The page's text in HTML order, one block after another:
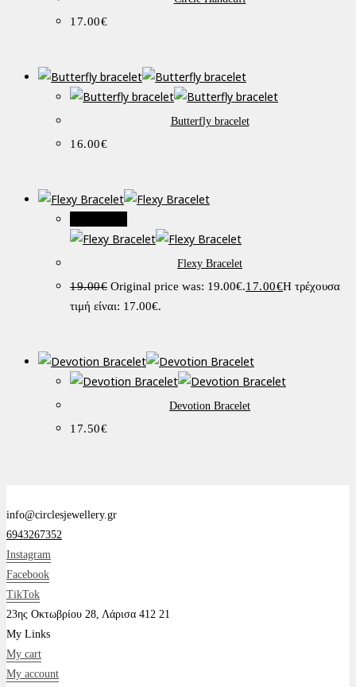
17.00€
Butterfly bracelet
16.00€
Flexy Bracelet
19.00€ Original price was: 19.00€.17.00€Η τρέχουσα
τιμή είναι: 17.00€.
Devotion Bracelet
17.50€
info@circlesjewellery.gr
6943267352
Instagram
Facebook
TikTok
23ης Οκτωβρίου 28, Λάρισα 412 21
My Links
My cart
My account